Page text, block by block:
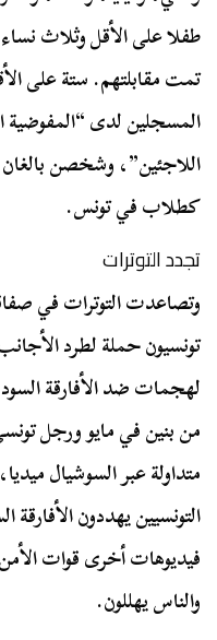
طفلا على الأقل وثلاث
تمت مقابلتهم. ستة على
المسجلين لدى “المفوضية
اللاجئين”، وشخصن
كطلاب في تونس.
تجدد التوترات
وتصاعدت التوترات في
تونسيون حملة لطرد
لهجمات ضد الأفارقة
متداولة عبر السوشيال
التونسيين يهددون
فيديوهات أخرى قوات
والناس يهللون.